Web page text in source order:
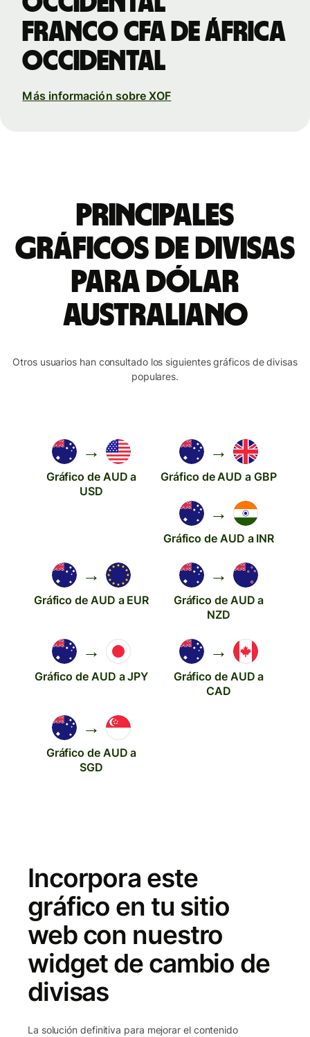
franco CFA de África
Occidental
Más información sobre XOF
Principales
gráficos de divisas
para dólar
australiano
Otros usuarios han consultado los siguientes gráficos de divisas
populares.
→
Gráfico de AUD a
USD
→
Gráfico de AUD a GBP
→
Gráfico de AUD a INR
→
Gráfico de AUD a EUR
→
Gráfico de AUD a
NZD
→
Gráfico de AUD a JPY
→
Gráfico de AUD a
CAD
→
Gráfico de AUD a
SGD
Incorpora este
gráfico en tu sitio
web con nuestro
widget de cambio de
divisas
La solución definitiva para mejorar el contenido